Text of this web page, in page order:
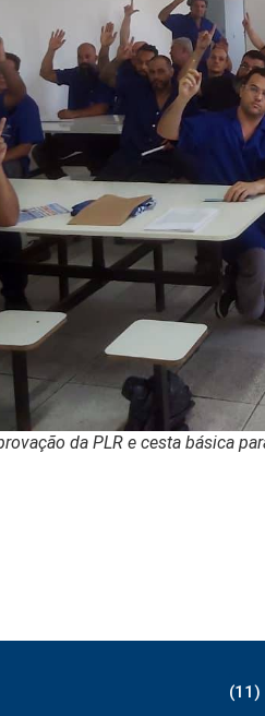
da PLR e cesta básica
(11)